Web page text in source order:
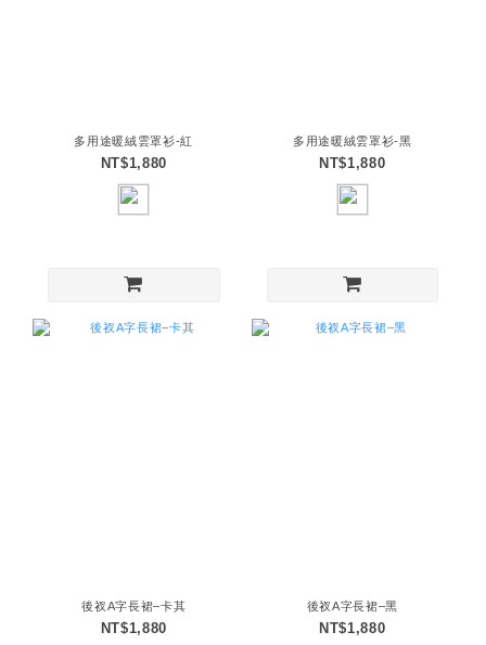
多用途暖絨雲罩衫-紅
NT$1,880
多用途暖絨雲罩衫-黑
NT$1,880
後衩A字長裙–卡其
NT$1,880
後衩A字長裙–黑
NT$1,880